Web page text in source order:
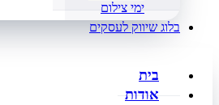
ימי צילום
בלוג שיווק לעסקים
בית
אודות